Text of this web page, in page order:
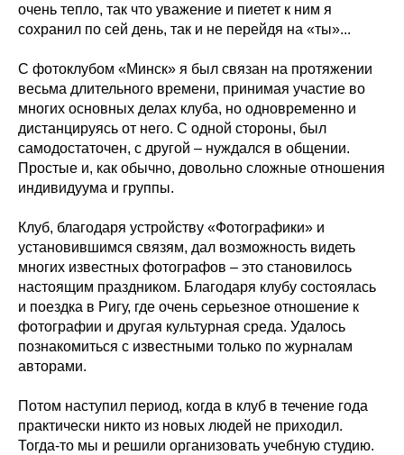
очень тепло, так что уважение и пиетет к ним я
сохранил по сей день, так и не перейдя на «ты»...
С фотоклубом «Минск» я был связан на протяжении
весьма длительного времени, принимая участие во
многих основных делах клуба, но одновременно и
дистанцируясь от него. С одной стороны, был
самодостаточен, с другой – нуждался в общении.
Простые и, как обычно, довольно сложные отношения
индивидуума и группы.
Клуб, благодаря устройству «Фотографики» и
установившимся связям, дал возможность видеть
многих известных фотографов – это становилось
настоящим праздником. Благодаря клубу состоялась
и поездка в Ригу, где очень серьезное отношение к
фотографии и другая культурная среда. Удалось
познакомиться с известными только по журналам
авторами.
Потом наступил период, когда в клуб в течение года
практически никто из новых людей не приходил.
Тогда-то мы и решили организовать учебную студию.